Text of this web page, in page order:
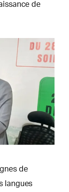
de
de
langues